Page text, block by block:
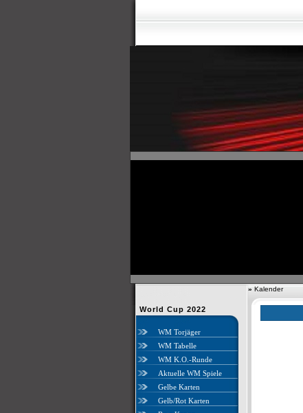
» Kalender
World Cup 2022
WM Torjäger
WM Tabelle
WM K.O.-Runde
Aktuelle WM Spiele
Gelbe Karten
Gelb/Rot Karten